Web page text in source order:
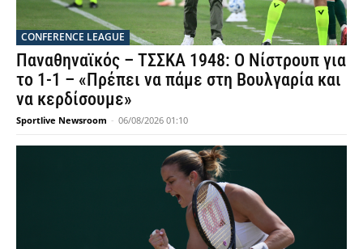
CONFERENCE LEAGUE
Παναθηναϊκός – ΤΣΣΚΑ 1948: Ο Νίστρουπ για
το 1-1 – «Πρέπει να πάμε στη Βουλγαρία και
να κερδίσουμε»
Sportlive Newsroom - 06/08/2026 01:10